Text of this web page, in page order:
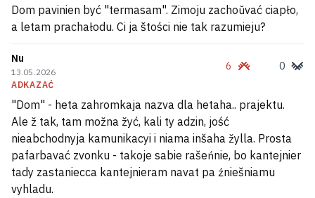
Dom pavinien być "termasam". Zimoju zachoŭvać ciapło,
a letam prachałodu. Ci ja štości nie tak razumieju?
Nu
13.05.2026
ADKAZAĆ
6 0
"Dom" - heta zahromkaja nazva dla hetaha.. prajektu.
Ale ž tak, tam možna žyć, kali ty adzin, jość
nieabchodnyja kamunikacyi i niama inšaha žylla. Prosta
pafarbavać zvonku - takoje sabie rašeńnie, bo kantejnier
tady zastaniecca kantejnieram navat pa źniešniamu
vyhladu.